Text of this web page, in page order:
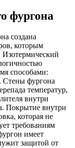
фургона
создана
которым
Изотермический
способами:
Стены фургона
температур,
внутри
Покрытие внутри
которая не
требованиям
имеет
защитой от